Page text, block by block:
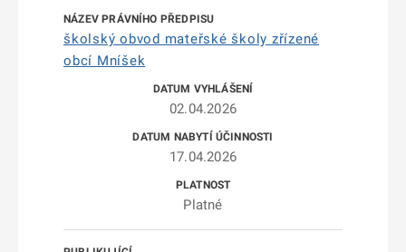
školský obvod mateřské školy zřízené
obcí Mníšek
02.04.2026
17.04.2026
Platné